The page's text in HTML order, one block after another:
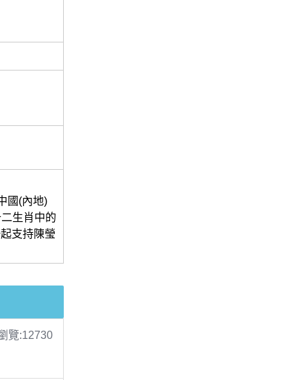
國(內地)
生肖中的
支持陳瑩
覽:12730